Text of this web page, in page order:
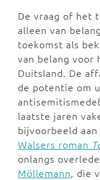
De vraag of het
alleen van
toekomst als
van belang voor
Duitsland. De
de potentie om
laatste jaren
bijvoorbeeld
Walsers roman
onlangs
Möllemann, die